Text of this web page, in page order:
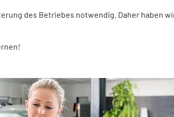
des Betriebes notwendig. Daher haben